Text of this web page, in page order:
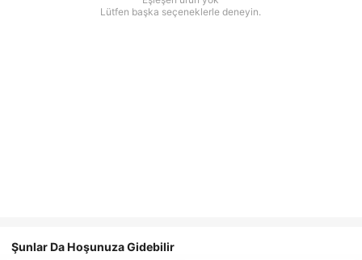
Lütfen başka seçeneklerle deneyin.
Şunlar Da Hoşunuza Gidebilir